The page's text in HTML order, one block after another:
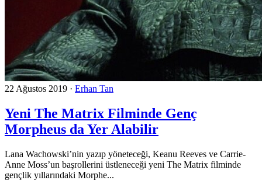
22 Ağustos 2019 · Erhan Tan
Yeni The Matrix Filminde Genç
Morpheus da Yer Alabilir
Lana Wachowski’nin yazıp yöneteceği, Keanu Reeves ve Carrie-
Anne Moss’un başrollerini üstleneceği yeni The Matrix filminde
gençlik yıllarındaki Morphe...